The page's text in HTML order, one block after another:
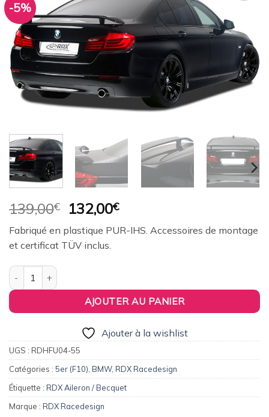
-5%
à la
wishlist
139,00€
Le
prix
initial
était :
132,00€Le
prix
actuel
Fabriqué en plastique PUR-IHS. Accessoires de montage
et certificat TÜV inclus.
quantité de Aileron / Becquet RDX pour BMW Série 5 F10
AJOUTER AU PANIER
Ajouter à la wishlist
UGS : RDHFU04-55
Catégories : 5er (F10) BMW, RDX Racedesign
Étiquette : RDX Aileron / Becquet
Marque : RDX Racedesign